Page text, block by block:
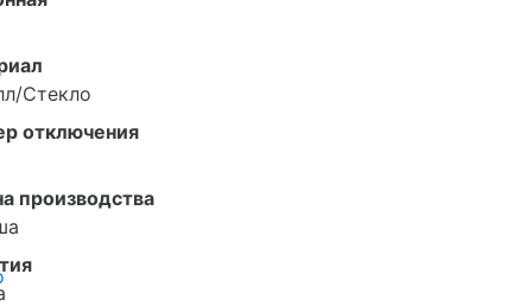
Стекло
отключения
производства